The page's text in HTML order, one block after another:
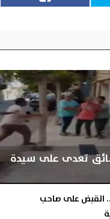
تعدى على سيدة
القبض على صاحب